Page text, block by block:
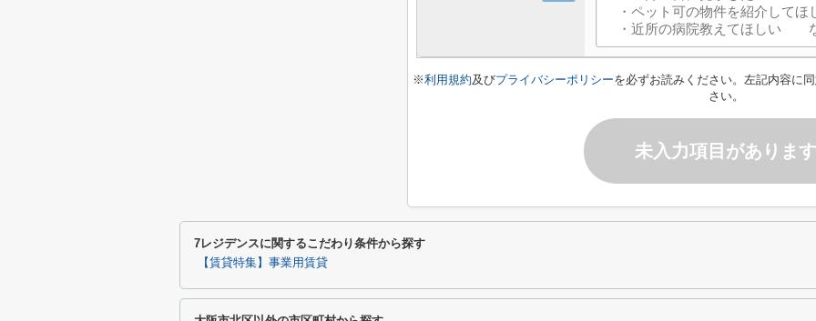
※利用規約及びプライバシーポリシーを必ずお読みください。左記内容に
さい。
未入力項目があります
7レジデンスに関するこだわり条件から探す
【賃貸特集】事業用賃貸